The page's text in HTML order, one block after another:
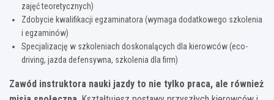
zajęć teoretycznych)
Zdobycie kwalifikacji egzaminatora (wymaga dodatkowego szkolenia
i egzaminów)
Specjalizację w szkoleniach doskonalących dla kierowców (eco-
driving, jazda defensywna, szkolenia dla firm)
Zawód instruktora nauki jazdy to nie tylko praca, ale również